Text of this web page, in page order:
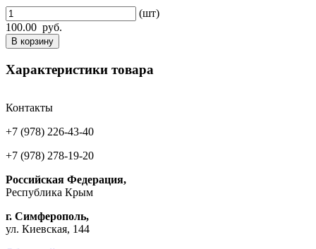
(шт)
100.00 руб.
В корзину
Характеристики товара
Контакты
+7 (978) 226-43-40
+7 (978) 278-19-20
Российская Федерация,
Республика Крым
г. Симферополь,
ул. Киевская, 144